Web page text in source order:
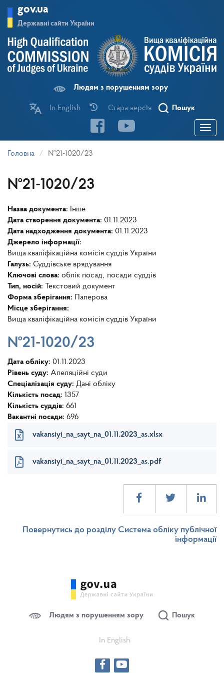
основного
матеріалу
gov.ua
Державні сайти України
Людям з порушенням зору
In English Стара версІя Пошук
Toggle
Головна №21-1020/23
№21-1020/23
Назва документа:
Інше
Дата створення документа: 01.11.2023
Дата надходження документа: 01.11.2023
Джерело інформації:
Вища кваліфікаційна комісія суддів України
Галузь: Суддівське врядування
Ключові слова: облік посад
посади суддів
Тип, носій:
Текстовий документ
Форма зберігання:
Паперова
Місце зберігання:
Вища кваліфікаційна комісія суддів України
№21-1020/23
Дата обліку: 01.11.2023
Рівень суду: Апеляційні суди
Спеціалізація суду: Дані обліку
Кількість посад: 1357
Кількість суддів: 661
Вакантні посади: 696
vakansiyi_na_sayt_na_01.11.2023_as.xlsx
vakansiyi_na_sayt_na_01.11.2023_as.pdf
Повернутись до розділу Система обліку публічної
інформації
Людям з порушенням зору Пошук
In English